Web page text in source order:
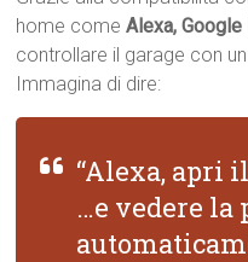
home comeAlexa,
controllare il garage con
Immagina di dire:
“Alexa, apri
…e vedere la